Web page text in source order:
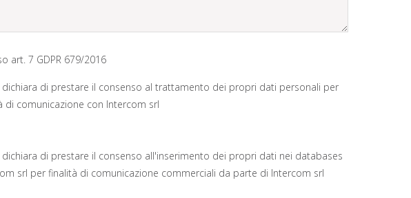
art. 7 GDPR 679/2016
dichiara di prestare il consenso al trattamento dei propri dati personali per
di comunicazione con Intercom srl
dichiara di prestare il consenso all'inserimento dei propri dati nei databases
srl per finalità di comunicazione commerciali da parte di Intercom srl